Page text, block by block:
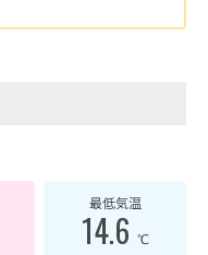
最低気温
14.6 ℃